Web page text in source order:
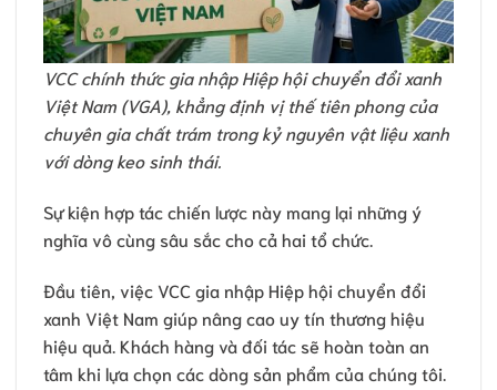
VCC chính thức gia nhập Hiệp hội chuyển đổi xanh
Việt Nam (VGA), khẳng định vị thế tiên phong của
chuyên gia chất trám trong kỷ nguyên vật liệu xanh
với dòng keo sinh thái.
Sự kiện hợp tác chiến lược này mang lại những ý
nghĩa vô cùng sâu sắc cho cả hai tổ chức.
Đầu tiên, việc VCC gia nhập Hiệp hội chuyển đổi
xanh Việt Nam giúp nâng cao uy tín thương hiệu
hiệu quả. Khách hàng và đối tác sẽ hoàn toàn an
tâm khi lựa chọn các dòng sản phẩm của chúng tôi.